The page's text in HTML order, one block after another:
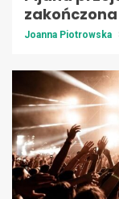
Joanna Piotrowska